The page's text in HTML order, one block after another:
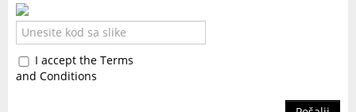
I accept the Terms
and Conditions